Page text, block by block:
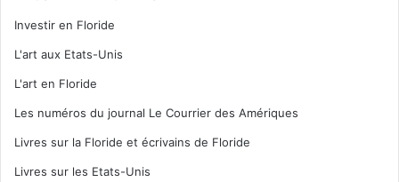
Investir en Floride
L'art aux Etats-Unis
L'art en Floride
Les numéros du journal Le Courrier des Amériques
Livres sur la Floride et écrivains de Floride
Livres sur les Etats-Unis